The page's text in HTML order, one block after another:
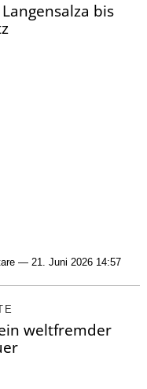
bis
— 21. Juni 2026 14:57
weltfremder